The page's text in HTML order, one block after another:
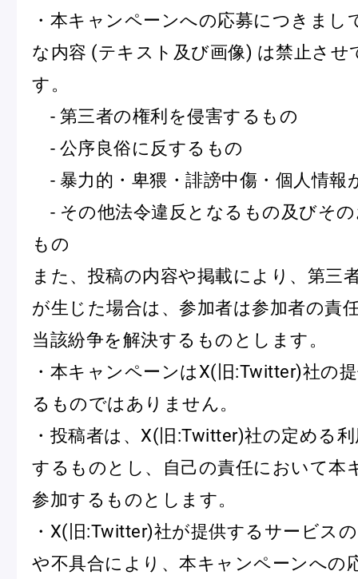
・本キャンペーンへの応募につきまし
な内容 (テキスト及び画像) は禁止させ
す。
- 第三者の権利を侵害するもの
- 公序良俗に反するもの
- 暴力的・卑猥・誹謗中傷・個人情報
- その他法令違反となるもの及びそ
もの
また、投稿の内容や掲載により、第三
が生じた場合は、参加者は参加者の責
当該紛争を解決するものとします。
・本キャンペーンはX(旧:Twitter)社の
るものではありません。
・投稿者は、X(旧:Twitter)社の定める
するものとし、自己の責任において本
参加するものとします。
・X(旧:Twitter)社が提供するサービス
や不具合により、本キャンペーンへの